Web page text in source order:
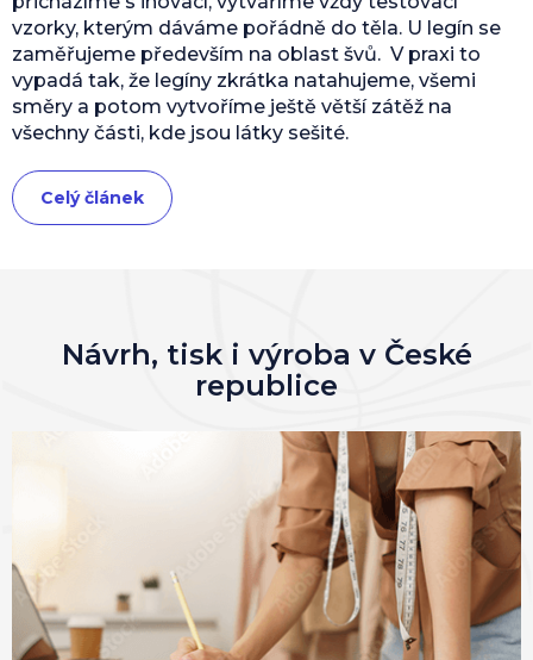
vzorky, kterým dáváme pořádně do těla. U legín se
zaměřujeme především na oblast švů. V praxi to
vypadá tak, že legíny zkrátka natahujeme, všemi
směry a potom vytvoříme ještě větší zátěž na
všechny části, kde jsou látky sešité.
Celý článek
Návrh, tisk i výroba v České
republice